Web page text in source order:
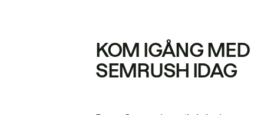
KOM IGÅNG MED
SEMRUSH IDAG